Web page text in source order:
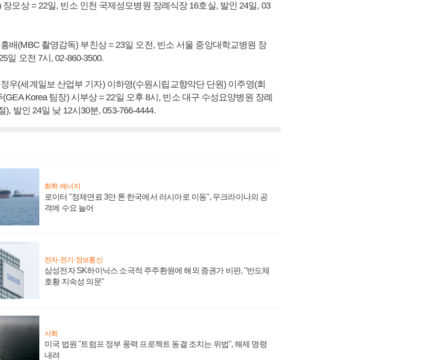
장모상 = 22일, 빈소 인천 국제성모병원 장례식장 16호실, 발인 24일, 03
배(MBC 촬영감독) 부친상 = 23일 오전, 빈소 서울 중앙대학교병원 장
일 오전 7시, 02-860-3500.
우(세계일보 산업부 기자) 이하영(수원시립교향악단 단원) 이주영(회
Korea 팀장) 시부상 = 22일 오후 8시, 빈소 대구 수성요양병원 장례
), 발인 24일 낮 12시30분, 053-766-4444.
화학·에너지
로이터 "정제연료 3만 톤 한국에서 러시아로 이동", 우크라이나의 공
격에 수요 늘어
전자·전기·정보통신
삼성전자 SK하이닉스 소극적 주주환원에 해외 증권가 비판, "반도체
호황 지속성 의문"
사회
미국 법원 "트럼프 정부 풍력 프로젝트 동결 조치는 위법", 해제 명령
내려